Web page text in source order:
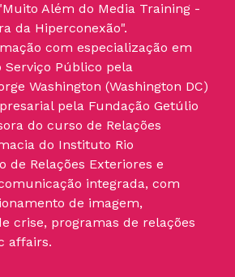
Além do Media Training -
da Hiperconexão".
com especialização em
Serviço Público pela
Washington (Washington DC)
pela Fundação Getúlio
do curso de Relações
do Instituto Rio
de Relações Exteriores e
integrada, com
de imagem,
crise, programas de relações
affairs.